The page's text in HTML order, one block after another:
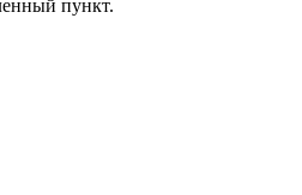
пункт.